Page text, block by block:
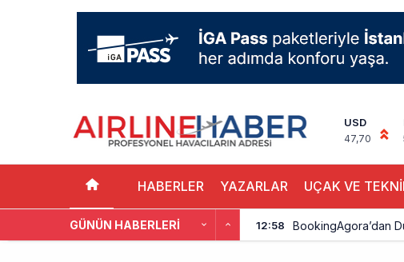
USD
47,70
HABERLER YAZARLAR UÇAK VE
GÜNÜN HABERLERI 12:58 BookingAgora’dan